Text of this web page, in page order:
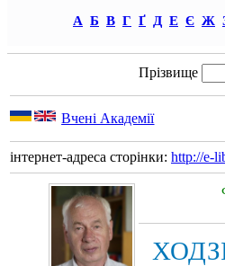
А Б В Г Ґ Д Е Є Ж
Прізвище
Вчені Академії
інтернет-адреса сторінки: http://e-